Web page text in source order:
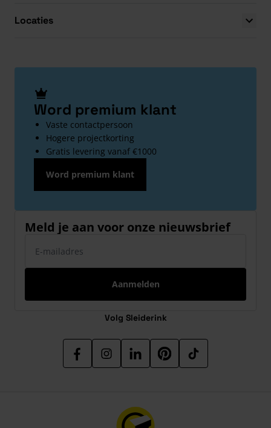
Locaties
Word premium klant
Vaste contactpersoon
Hogere projectkorting
Gratis levering vanaf €1000
Word premium klant
Meld je aan voor onze nieuwsbrief
Aanmelden
Volg Sleiderink